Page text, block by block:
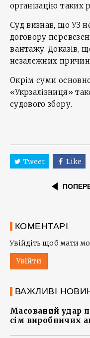
організацію таких
Суд визнав, що УЗ
договору
вантажу. Доказів,
незалежних
Окрім суми
«Укрзалізниця»
судового збору.
Tweet Like
КОМЕНТАРІ
Увійдіть щоб мати
Увійти
ВАЖЛИВІ
Масований удар
сім виробничих